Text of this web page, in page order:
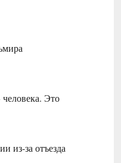
Это
из-за отъезда